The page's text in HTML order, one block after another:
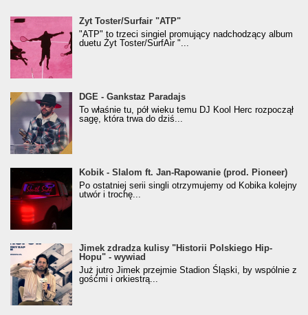
Żyt Toster/SurfAir - ATP VIDEO
Żyt Toster/Surfair "ATP"
"ATP" to trzeci singiel promujący nadchodzący album
duetu Żyt Toster/SurfAir "...
donGURALesko z nagrodą za
Klasyczny/Trueschoolowy Album Roku
(Popkillery 2023)
DGE - Gankstaz Paradajs
To właśnie tu, pół wieku temu DJ Kool Herc rozpoczął
sagę, która trwa do dziś...
Kobik - Slalom ft. Jan-Rapowanie (prod. Pioneer)
[Official Music Visualiser]
Kobik - Slalom ft. Jan-Rapowanie (prod. Pioneer)
Po ostatniej serii singli otrzymujemy od Kobika kolejny
utwór i trochę...
Jimek zdradza kulisy "Historii Polskiego Hip-
Hopu" - wywiad
Jimek zdradza kulisy "Historii Polskiego Hip-
Hopu" - wywiad
Już jutro Jimek przejmie Stadion Śląski, by wspólnie z
gośćmi i orkiestrą...